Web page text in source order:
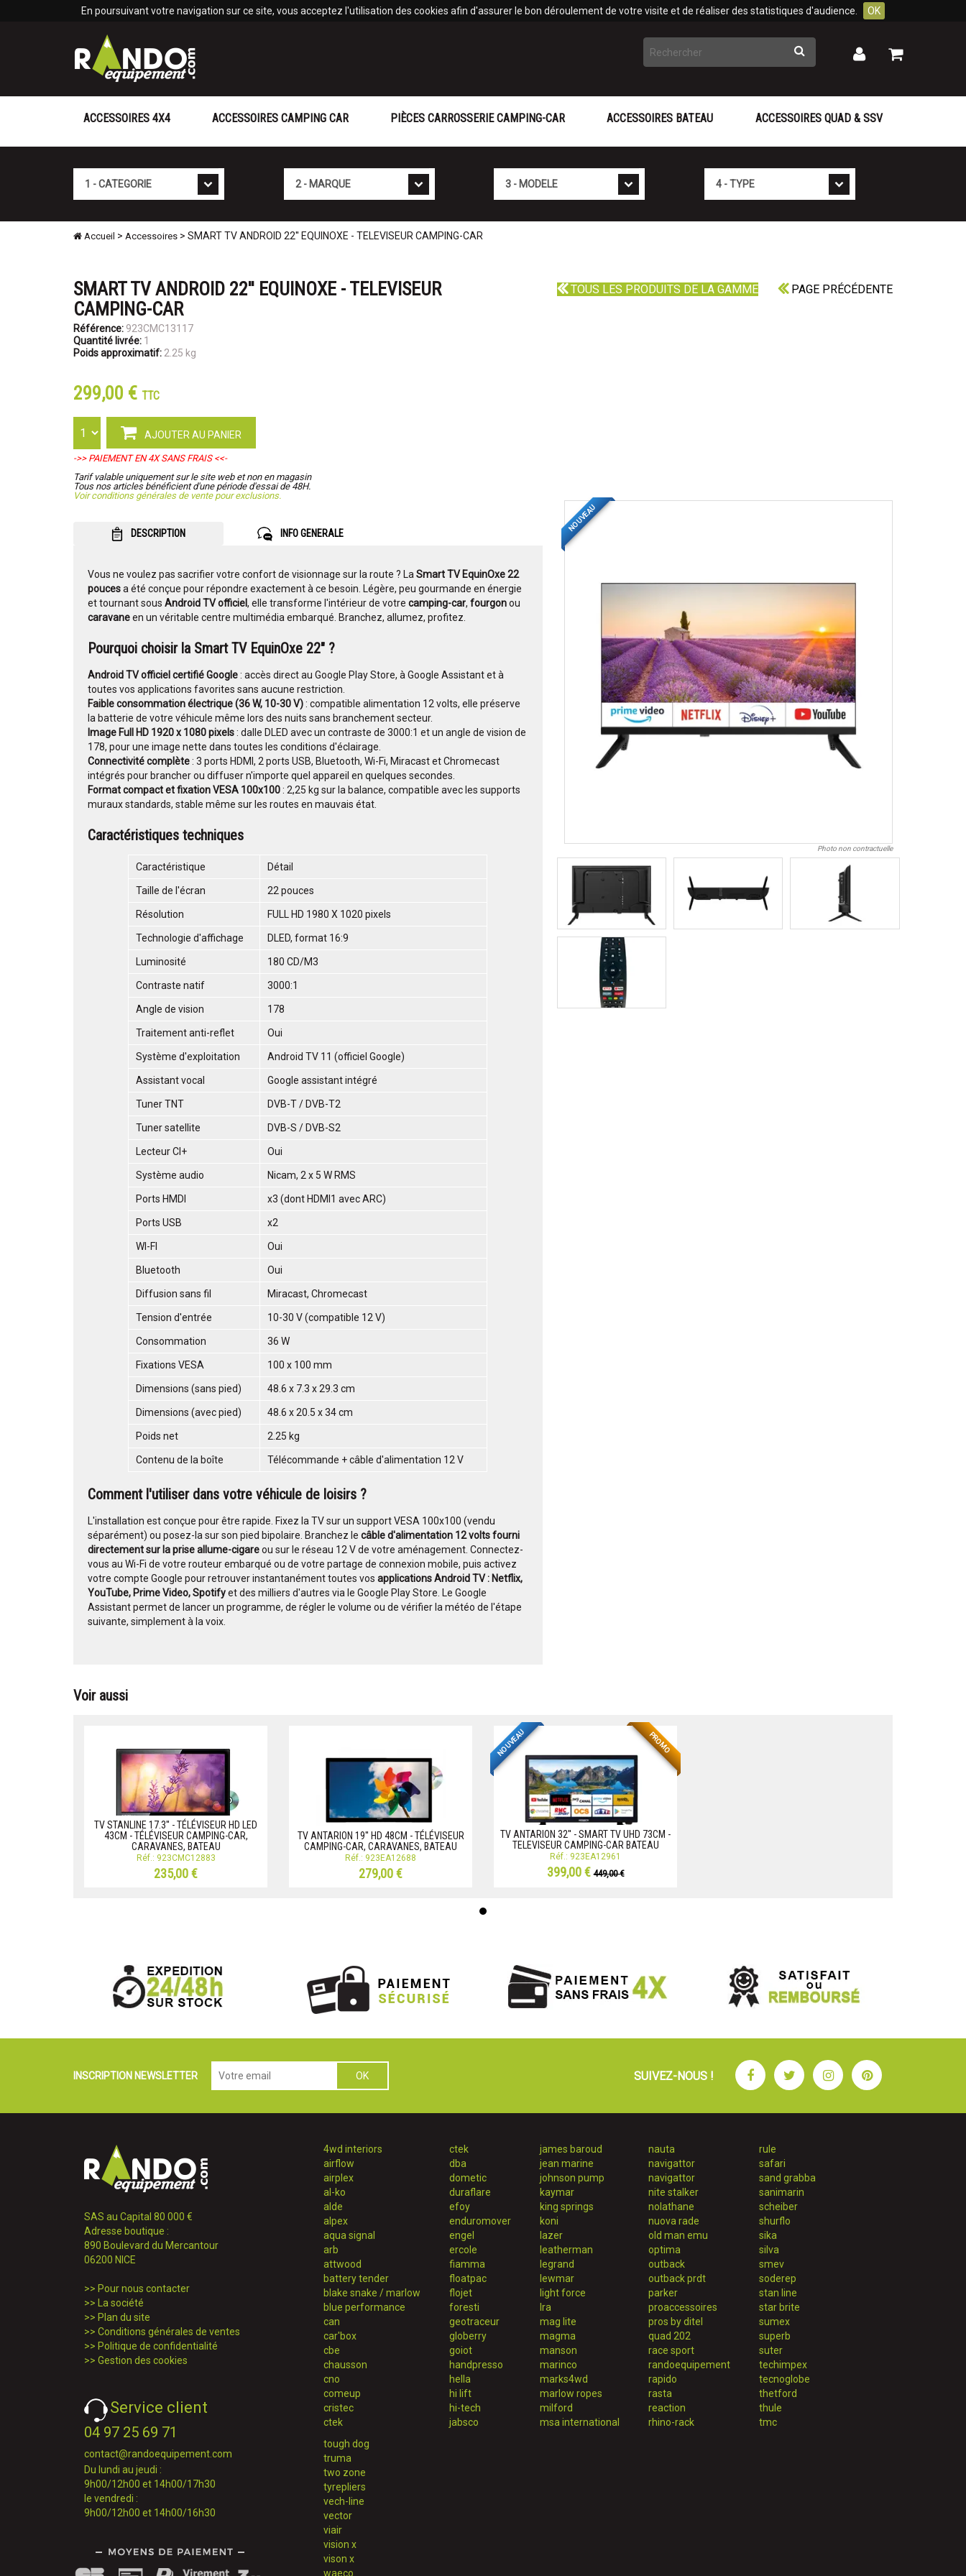
En poursuivant votre navigation sur ce site, vous acceptez l'utilisation des cookies afin d'assurer le bon déroulement de votre visite et de réaliser des statistiques d'audience. OK
Rechercher Mon
Mon
ACCESSOIRES 4X4 ACCESSOIRES CAMPING CAR PIÈCES CARROSSERIE CAMPING-CAR ACCESSOIRES BATEAU ACCESSOIRES QUAD & SSV
Accueil > Accessoires > SMART TV ANDROID 22'' EQUINOXE - TELEVISEUR CAMPING-CAR
TOUS LES PRODUITS DE LA GAMME PAGE PRÉCÉDENTE
SMART TV ANDROID 22'' EQUINOXE - TELEVISEUR
CAMPING-CAR
Référence: 923CMC13117
Quantité livrée: 1
Poids approximatif: 2.25 kg
299,00 € TTC
AJOUTER AU PANIER
->> PAIEMENT EN 4X SANS FRAIS <<-
Tarif valable uniquement sur le site web et non en magasin
Tous nos articles bénéficient d'une période d'essai de 48H.
Voir conditions générales de vente pour exclusions.
DESCRIPTION INFO GENERALE
Vous ne voulez pas sacrifier votre confort de visionnage sur la route ? LaSmart TV EquinOxe 22
poucesa été conçue pour répondre exactement à ce besoin. Légère, peu gourmande en énergie
et tournant sous Android TV officiel, elle transforme l'intérieur de votre camping-car, fourgonou
caravaneen un véritable centre multimédia embarqué. Branchez, allumez, profitez.
Pourquoi choisir la Smart TV EquinOxe 22" ?
Android TV officiel certifié Google: accès direct au Google Play Store, à Google Assistant et à
toutes vos applications favorites sans aucune restriction.
Faible consommation électrique (36 W, 10-30 V): compatible alimentation 12 volts, elle préserve
la batterie de votre véhicule même lors des nuits sans branchement secteur.
Image Full HD 1920 x 1080 pixels: dalle DLED avec un contraste de 3000:1 et un angle de vision de
178, pour une image nette dans toutes les conditions d'éclairage.
Connectivité complète: 3 ports HDMI, 2 ports USB, Bluetooth, Wi-Fi, Miracast et Chromecast
intégrés pour brancher ou diffuser n'importe quel appareil en quelques secondes.
Format compact et fixation VESA 100x100: 2,25 kg sur la balance, compatible avec les supports
muraux standards, stable même sur les routes en mauvais état.
Caractéristiques techniques
Caractéristique Détail
Taille de l'écran 22 pouces
Résolution FULL HD 1980 X 1020 pixels
Technologie d'affichage DLED, format 16:9
Luminosité 180 CD/M3
Contraste natif 3000:1
Angle de vision 178
Traitement anti-reflet Oui
Système d'exploitation Android TV 11 (officiel Google)
Assistant vocal Google assistant intégré
Tuner TNT DVB-T / DVB-T2
Tuner satellite DVB-S / DVB-S2
Lecteur CI+ Oui
Système audio Nicam, 2 x 5 W RMS
Ports HMDI x3 (dont HDMI1 avec ARC)
Ports USB x2
WI-FI Oui
Bluetooth Oui
Diffusion sans fil Miracast, Chromecast
Tension d'entrée 10-30 V (compatible 12 V)
Consommation 36 W
Fixations VESA 100 x 100 mm
Dimensions (sans pied) 48.6 x 7.3 x 29.3 cm
Dimensions (avec pied) 48.6 x 20.5 x 34 cm
Poids net 2.25 kg
Contenu de la boîte Télécommande + câble d'alimentation 12 V
Comment l'utiliser dans votre véhicule de loisirs ?
L'installation est conçue pour être rapide. Fixez la TV sur un support VESA 100x100 (vendu
séparément) ou posez-la sur son pied bipolaire. Branchez le câble d'alimentation 12 volts fourni
directement sur la prise allume-cigareou sur le réseau 12 V de votre aménagement. Connectez-
vous au Wi-Fi de votre routeur embarqué ou de votre partage de connexion mobile, puis activez
votre compte Google pour retrouver instantanément toutes vos applications Android TV : Netflix,
YouTube, Prime Video, Spotifyet des milliers d'autres via le Google Play Store. Le Google
Assistant permet de lancer un programme, de régler le volume ou de vérifier la météo de l'étape
suivante, simplement à la voix.
NOUVEAU
Photo non contractuelle
Voir aussi
TV STANLINE 17.3'' - TÉLÉVISEUR HD LED
43CM - TÉLÉVISEUR CAMPING-CAR,
CARAVANES, BATEAU
Réf.: 923CMC12883
235,00 €
TV ANTARION 19'' HD 48CM - TÉLÉVISEUR
CAMPING-CAR, CARAVANES, BATEAU
Réf.: 923EA12688
279,00 €
PROMO
NOUVEAU
TV ANTARION 32'' - SMART TV UHD 73CM -
TELEVISEUR CAMPING-CAR BATEAU
Réf.: 923EA12961
399,00 €449,00 €
INSCRIPTION NEWSLETTER SUIVEZ-NOUS ! FacebookTwitterInstagramPinterest
SAS au Capital 80 000 €
Adresse boutique :
890 Boulevard du Mercantour
06200 NICE
>> Pour nous contacter
>> La société
>> Plan du site
>> Conditions générales de ventes
>> Politique de confidentialité
>> Gestion des cookies
Service client
04 97 25 69 71
contact@randoequipement.com
Du lundi au jeudi :
9h00/12h00 et 14h00/17h30
le vendredi :
9h00/12h00 et 14h00/16h30
4wd interiors
airflow
airplex
al-ko
alde
alpex
aqua signal
arb
attwood
battery tender
blake snake / marlow
blue performance
can
car'box
cbe
chausson
cno
comeup
cristec
ctek
ctek
dba
dometic
duraflare
efoy
enduromover
engel
ercole
fiamma
floatpac
flojet
foresti
geotraceur
globerry
goiot
handpresso
hella
hi lift
hi-tech
jabsco
james baroud
jean marine
johnson pump
kaymar
king springs
koni
lazer
leatherman
legrand
lewmar
light force
lra
mag lite
magma
manson
marinco
marks4wd
marlow ropes
milford
msa international
nauta
navigattor
navigattor
nite stalker
nolathane
nuova rade
old man emu
optima
outback
outback prdt
parker
proaccessoires
pros by ditel
quad 202
race sport
randoequipement
rapido
rasta
reaction
rhino-rack
rule
safari
sand grabba
sanimarin
scheiber
shurflo
sika
silva
smev
soderep
stan line
star brite
sumex
superb
suter
techimpex
tecnoglobe
thetford
thule
tmc
tough dog
truma
two zone
tyrepliers
vech-line
vector
viair
vision x
vison x
waeco
Panneau de gestion des cookies